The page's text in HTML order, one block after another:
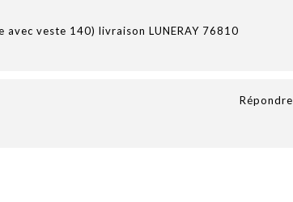
veste 140) livraison LUNERAY 76810
Répondre